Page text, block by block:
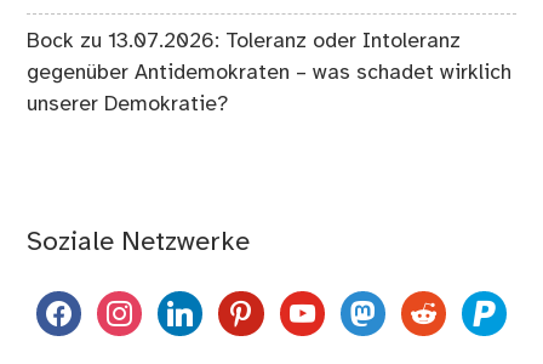
Bock zu13.07.2026: Toleranz oder Intoleranz
gegenüber Antidemokraten – was schadet wirklich
unserer Demokratie?
Soziale Netzwerke
facebookinstagramlinkedinpinterestyoutubemastodon
reddit paypal